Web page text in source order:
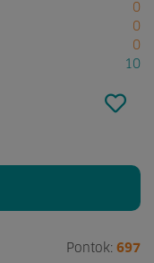
0
0
0
10
Pontok: 697